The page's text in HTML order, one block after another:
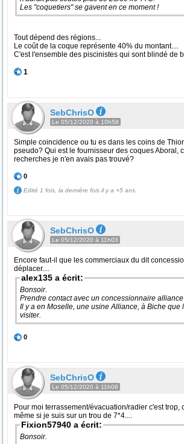
Les "coquetiers" se gavent en ce moment !
Tout dépend des régions...
Le coût de la coque représente 40% du montant....
C'est l'ensemble des piscinistes qui sont blindé de
1
SebChrisO
Le 05/12/2020 à 10h58
Simple coincidence ou tu es dans les coins de
pseudo? Qui est le fournisseur des coques Aboral,
recherches je n'en avais pas trouvé?
0
Edité 1 fois, la dernière fois il y a +5 ans.
SebChrisO
Le 05/12/2020 à 11h03
Encore faut-il que les commerciaux du dit
déplacer....
alex135 a écrit:
Bonsoir.
Prendre contact avec un concessionnaire
Il y a en Moselle, une usine Alliance, à Biche que
visiter.
0
SebChrisO
Le 05/12/2020 à 11h06
Pour moi terrassement/évacuation/radier c'est trop,
même si je suis sur un trou de 7*4....
Fixion57940 a écrit:
Bonsoir.